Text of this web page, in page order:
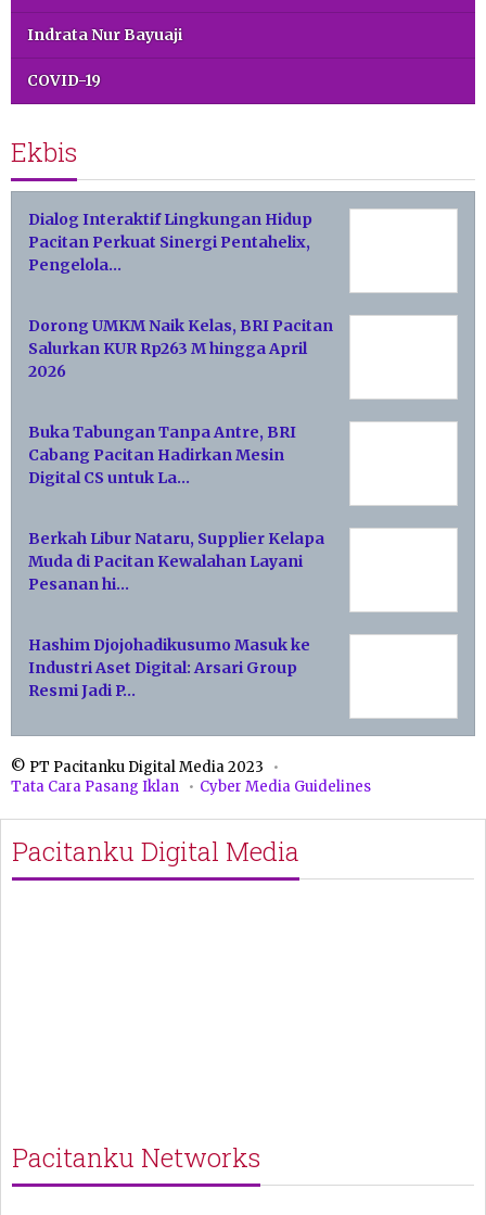
Indrata Nur Bayuaji
COVID-19
Ekbis
Dialog Interaktif Lingkungan Hidup
Pacitan Perkuat Sinergi Pentahelix,
Pengelola…
Dorong UMKM Naik Kelas, BRI Pacitan
Salurkan KUR Rp263 M hingga April
2026
Buka Tabungan Tanpa Antre, BRI
Cabang Pacitan Hadirkan Mesin
Digital CS untuk La…
Berkah Libur Nataru, Supplier Kelapa
Muda di Pacitan Kewalahan Layani
Pesanan hi…
Hashim Djojohadikusumo Masuk ke
Industri Aset Digital: Arsari Group
Resmi Jadi P…
© PT Pacitanku Digital Media 2023
Tata Cara Pasang Iklan
Cyber Media Guidelines
Pacitanku Digital Media
Pacitanku Networks